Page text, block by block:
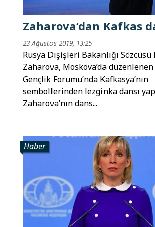
Zaharova’dan Kafkas
23 Ağustos 2019, 13:25
Rusya Dışişleri Bakanlığı
Zaharova, Moskova’da
Gençlik Forumu’nda Kafkasya’nın
sembollerinden lezginka dansı
Zaharova’nın dans...
Haber